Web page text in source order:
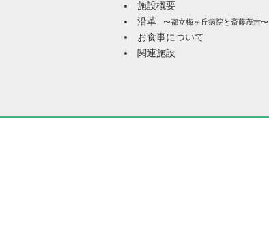
施設概要
沿革
〜都立梅ヶ丘病院と斎藤茂吉〜
お食事について
関連施設